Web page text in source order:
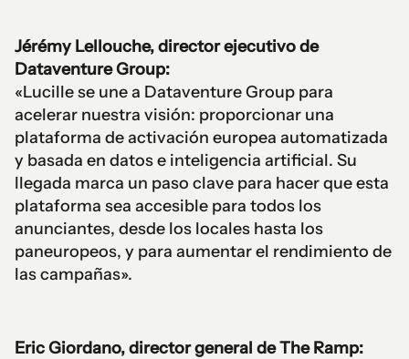
Jérémy Lellouche, director ejecutivo de
Dataventure Group:
«Lucille se une a Dataventure Group para
acelerar nuestra visión: proporcionar una
plataforma de activación europea automatizada
y basada en datos e inteligencia artificial. Su
llegada marca un paso clave para hacer que esta
plataforma sea accesible para todos los
anunciantes, desde los locales hasta los
paneuropeos, y para aumentar el rendimiento de
las campañas».
Eric Giordano, director general de The Ramp: